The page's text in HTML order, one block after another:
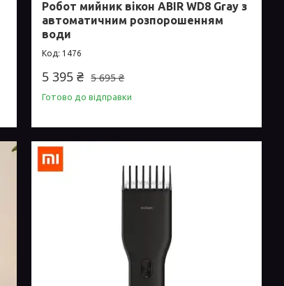
Робот мийник вікон ABIR WD8 Gray з
автоматичним розпорошенням
води
1476
5 695 ₴
5 395 ₴
Готово до відправки